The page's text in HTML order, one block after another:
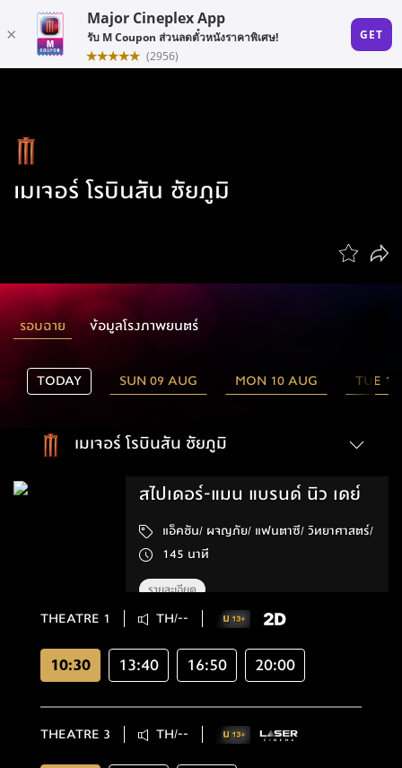
เมเจอร์ โรบินสัน ชัยภูมิ
รอบฉาย ข้อมูลโรงภาพยนตร์
TODAY SUN 09 AUG MON 10 AUG TUE
เมเจอร์ โรบินสัน ชัยภูมิ
สไปเดอร์-แมน แบรนด์ นิว เดย์
แอ็คชัน/ ผจญภัย/ แฟนตาซี/ วิทยาศาสตร์/
145 นาที
รายละเอียด
THEATRE 1 TH/--
10:30 13:40 16:50 20:00
THEATRE 3 TH/--